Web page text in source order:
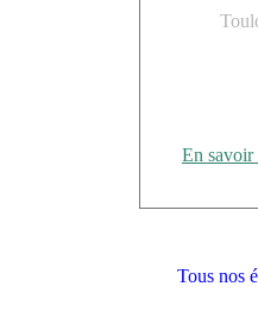
En savoir
Tous nos